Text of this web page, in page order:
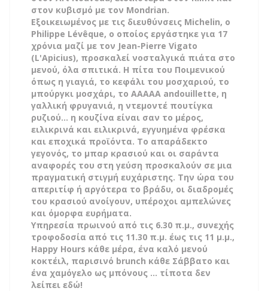
στον κυβισμό με τον Mondrian.
Εξοικειωμένος με τις διευθύνσεις Michelin, ο
Philippe Lévêque, ο οποίος εργάστηκε για 17
χρόνια μαζί με τον Jean-Pierre Vigato
(L'Apicius), προσκαλεί νοσταλγικά πιάτα στο
μενού, όλα σπιτικά. Η πίτα του Ποιμενικού
όπως η γιαγιά, το κεφάλι του μοσχαριού, το
μπούργκι μοσχάρι, το AAAAA andouillette, η
γαλλική φρυγανιά, η ντεμοντέ πουτίγκα
ρυζιού… η κουζίνα είναι σαν το μέρος,
ειλικρινά και ειλικρινά, εγγυημένα φρέσκα
και εποχικά προϊόντα. Το απαράδεκτο
γεγονός, το μπαρ κρασιού και οι σαράντα
αναφορές του στη γεύση προσκαλούν σε μια
πραγματική στιγμή ευχάριστης. Την ώρα του
απεριτίφ ή αργότερα το βράδυ, οι διαδρομές
του κρασιού ανοίγουν, υπέροχοι αμπελώνες
και όμορφα ευρήματα.
Υπηρεσία πρωινού από τις 6.30 π.μ., συνεχής
τροφοδοσία από τις 11.30 π.μ. έως τις 11 μ.μ.,
Happy Hours κάθε μέρα, ένα καλό μενού
κοκτέιλ, παρισινό brunch κάθε Σάββατο και
ένα χαμόγελο ως μπόνους ... τίποτα δεν
λείπει εδώ!